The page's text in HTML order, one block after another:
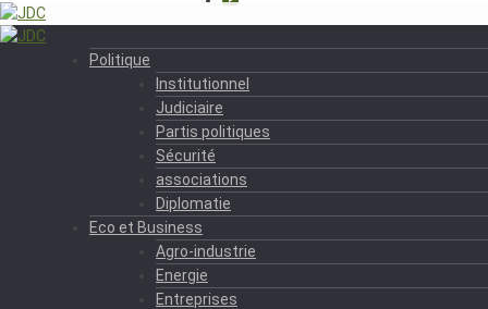
Politique
Institutionnel
Judiciaire
Partis politiques
Sécurité
associations
Diplomatie
Eco et Business
Agro-industrie
Energie
Entreprises